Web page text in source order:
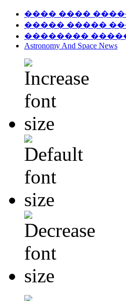
���� ����
����� �����
��������
Astronomy And Space News